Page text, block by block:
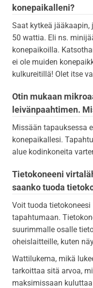
konepaikalleni?
Saat kytkeä
50 wattia. Eli ns.
konepaikoilla.
ei ole muiden
kulkureitillä! Olet itse
Otin mukaan
leivänpaahtimen.
Missään tapauksessa
konepaikallesi.
alue kodinkoneita
Tietokoneeni
saanko tuoda
Voit tuoda tietokoneesi
tapahtumaan.
suurimmalle osalle
oheislaitteille, kuten
Wattilukema, mikä
tarkoittaa sitä arvoa,
maksimissaan